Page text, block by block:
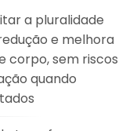
a pluralidade
e melhora
corpo, sem riscos
quando